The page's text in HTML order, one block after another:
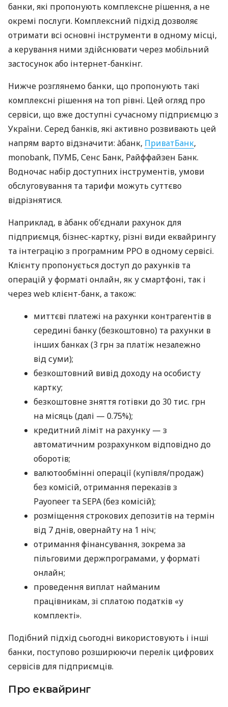
банки, які пропонують комплексне рішення, а не
окремі послуги. Комплексний підхід дозволяє
отримати всі основні інструменти в одному місці,
а керування ними здійснювати через мобільний
застосунок або інтернет-банкінг.
Нижче розглянемо банки, що пропонують такі
комплексні рішення на топ рівні. Цей огляд про
сервіси, що вже доступні сучасному підприємцю з
України. Серед банків, які активно розвивають цей
напрям варто відзначити: àбанк, ПриватБанк,
monobank, ПУМБ, Сенс Банк, Райффайзен Банк.
Водночас набір доступних інструментів, умови
обслуговування та тарифи можуть суттєво
відрізнятися.
Наприклад, в àбанк об’єднали рахунок для
підприємця, бізнес-картку, різні види еквайрингу
та інтеграцію з програмним РРО в одному сервісі.
Клієнту пропонується доступ до рахунків та
операцій у форматі онлайн, як у смартфоні, так і
через web клієнт-банк, а також:
миттєві платежі на рахунки контрагентів в
середині банку (безкоштовно) та рахунки в
інших банках (3 грн за платіж незалежно
від суми);
безкоштовний вивід доходу на особисту
картку;
безкоштовне зняття готівки до 30 тис. грн
на місяць (далі — 0.75%);
кредитний ліміт на рахунку — з
автоматичним розрахунком відповідно до
оборотів;
валютообмінні операції (купівля/продаж)
без комісій, отримання переказів з
Payoneer та SEPA (без комісій);
розміщення строкових депозитів на термін
від 7 днів, овернайту на 1 ніч;
отримання фінансування, зокрема за
пільговими держпрограмами, у форматі
онлайн;
проведення виплат найманим
працівникам, зі сплатою податків «у
комплекті».
Подібний підхід сьогодні використовують і інші
банки, поступово розширюючи перелік цифрових
сервісів для підприємців.
Про еквайринг